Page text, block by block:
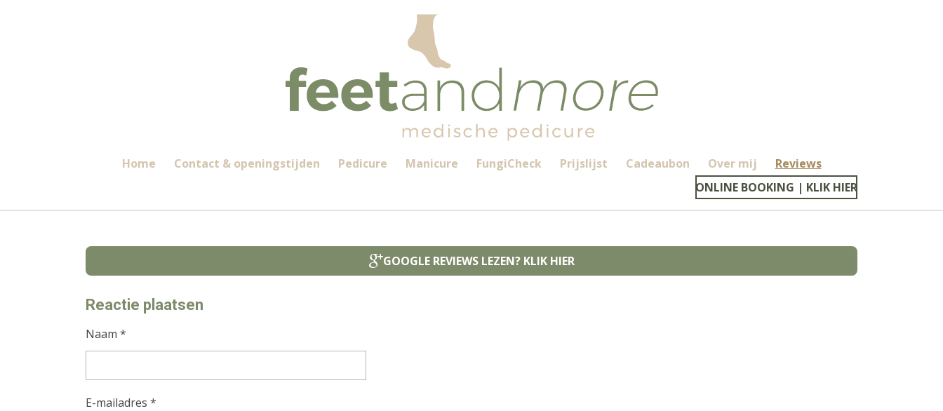
Home Contact & openingstijden Pedicure Manicure FungiCheck Prijslijst Cadeaubon Over mij
Reviews
ONLINE BOOKING | KLIK HIER
GOOGLE REVIEWS LEZEN? KLIK HIER
Reactie plaatsen
Naam *
E-mailadres *